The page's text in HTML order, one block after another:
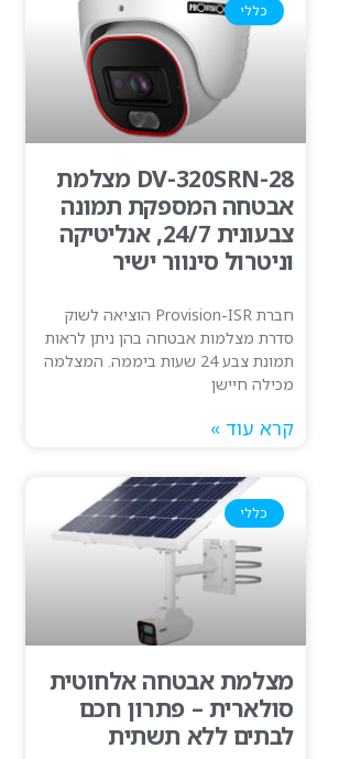
כללי
DV-320SRN-28 מצלמת
אבטחה המספקת תמונה
צבעונית 24/7, אנליטיקה
וניטרול סינוור ישיר
חברת Provision-ISR הוציאה לשוק
סדרת מצלמות אבטחה בהן ניתן לראות
תמונת צבע 24 שעות ביממה. המצלמה
מכילה חיישן
קרא עוד »
כללי
מצלמת אבטחה אלחוטית
סולארית – פתרון חכם
לבתים ללא תשתית